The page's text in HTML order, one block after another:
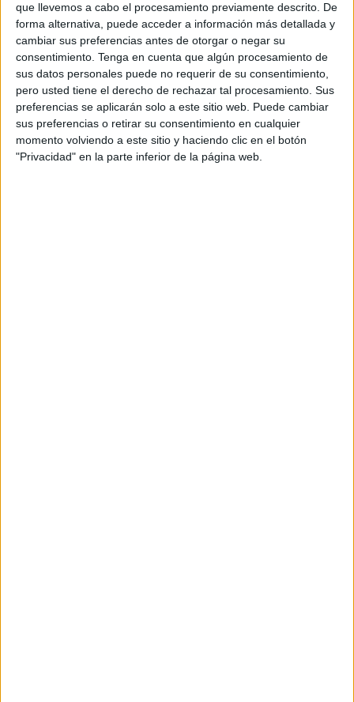
que llevemos a cabo el procesamiento previamente descrito. De
forma alternativa, puede acceder a información más detallada y
cambiar sus preferencias antes de otorgar o negar su
consentimiento. Tenga en cuenta que algún procesamiento de
sus datos personales puede no requerir de su consentimiento,
pero usted tiene el derecho de rechazar tal procesamiento. Sus
preferencias se aplicarán solo a este sitio web. Puede cambiar
sus preferencias o retirar su consentimiento en cualquier
momento volviendo a este sitio y haciendo clic en el botón
"Privacidad" en la parte inferior de la página web.